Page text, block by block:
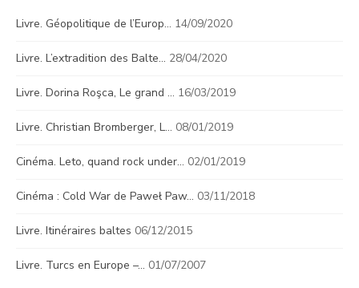
Livre. Géopolitique de l’Europ… 14/09/2020
Livre. L’extradition des Balte… 28/04/2020
Livre. Dorina Roşca, Le grand … 16/03/2019
Livre. Christian Bromberger, L… 08/01/2019
Cinéma. Leto, quand rock under… 02/01/2019
Cinéma : Cold War de Paweł Paw… 03/11/2018
Livre. Itinéraires baltes 06/12/2015
Livre. Turcs en Europe –… 01/07/2007